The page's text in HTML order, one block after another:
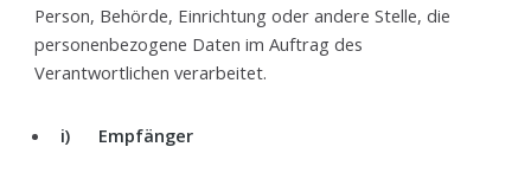
Person, Behörde, Einrichtung oder andere Stelle, die
personenbezogene Daten im Auftrag des
Verantwortlichen verarbeitet.
i) Empfänger